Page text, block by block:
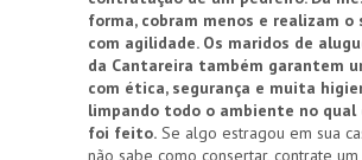
forma, cobram menos e realizam o
com agilidade. Os maridos de
da Cantareira também garantem
com ética, segurança e muita
limpando todo o ambiente no qual
foi feito. Se algo estragou em sua
não sabe como consertar, contrate